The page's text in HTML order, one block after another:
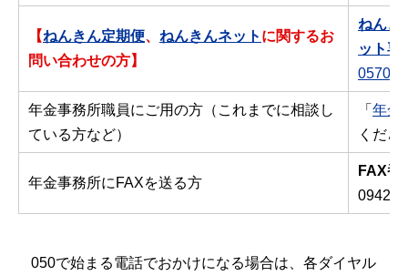
【ねんきん定期便、 ねんきんネット に関するお
問い合わせの方】
ねんき
ット専
0570-
年金事務所職員にご用の方（これまでに相談し
ている方など）
「 年金
くださ
年金事務所にFAXを送る方
FAX番
0942-
050で始まる電話でおかけになる場合は、各ダイヤル